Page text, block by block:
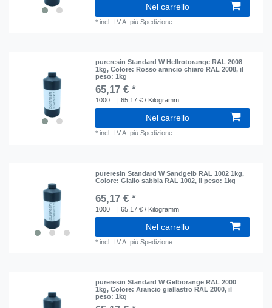
Nel carrello
*incl. I.V.A. piùSpedizione
pureresin Standard W Hellrotorange RAL 2008
1kg, Colore: Rosso arancio chiaro RAL 2008, il
peso: 1kg
65,17 € *
1000 | 65,17 € / Kilogramm
Nel carrello
*incl. I.V.A. piùSpedizione
pureresin Standard W Sandgelb RAL 1002 1kg,
Colore: Giallo sabbia RAL 1002, il peso: 1kg
65,17 € *
1000 | 65,17 € / Kilogramm
Nel carrello
*incl. I.V.A. piùSpedizione
pureresin Standard W Gelborange RAL 2000
1kg, Colore: Arancio giallastro RAL 2000, il
peso: 1kg